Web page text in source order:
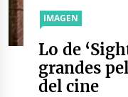
IMAGEN
Lo de
grandes
del cine